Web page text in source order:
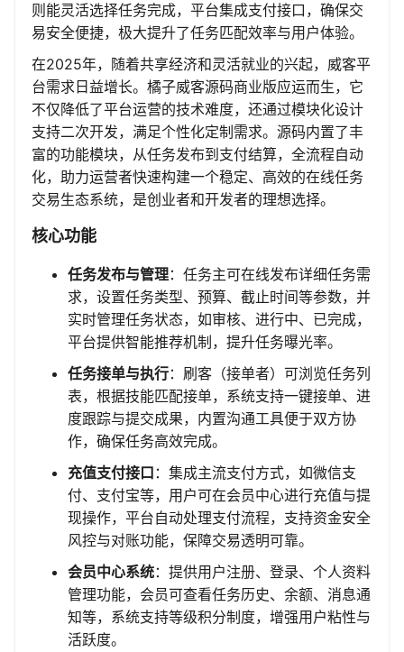
则能灵活选择任务完成，平台集成支付接口，确保交
易安全便捷，极大提升了任务匹配效率与用户体验。
在2025年，随着共享经济和灵活就业的兴起，威客平
台需求日益增长。橘子威客源码商业版应运而生，它
不仅降低了平台运营的技术难度，还通过模块化设计
支持二次开发，满足个性化定制需求。源码内置了丰
富的功能模块，从任务发布到支付结算，全流程自动
化，助力运营者快速构建一个稳定、高效的在线任务
交易生态系统，是创业者和开发者的理想选择。
核心功能
任务发布与管理：任务主可在线发布详细任务需
求，设置任务类型、预算、截止时间等参数，并
实时管理任务状态，如审核、进行中、已完成，
平台提供智能推荐机制，提升任务曝光率。
任务接单与执行：刷客（接单者）可浏览任务列
表，根据技能匹配接单，系统支持一键接单、进
度跟踪与提交成果，内置沟通工具便于双方协
作，确保任务高效完成。
充值支付接口 ：集成主流支付方式，如微信支
付、支付宝等，用户可在会员中心进行充值与提
现操作，平台自动处理支付流程，支持资金安全
风控与对账功能，保障交易透明可靠。
会员中心系统：提供用户注册、登录、个人资料
管理功能，会员可查看任务历史、余额、消息通
知等，系统支持等级积分制度，增强用户粘性与
活跃度。